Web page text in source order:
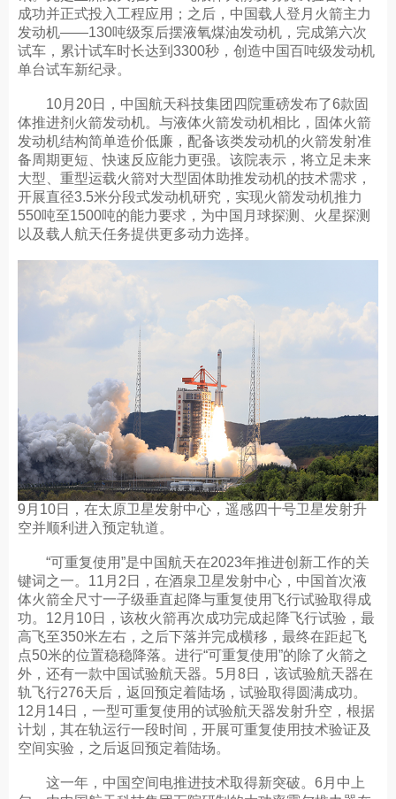
成功并正式投入工程应用；之后，中国载人登月火箭主力
发动机——130吨级泵后摆液氧煤油发动机，完成第六次
试车，累计试车时长达到3300秒，创造中国百吨级发动机
单台试车新纪录。
10月20日，中国航天科技集团四院重磅发布了6款固
体推进剂火箭发动机。与液体火箭发动机相比，固体火箭
发动机结构简单造价低廉，配备该类发动机的火箭发射准
备周期更短、快速反应能力更强。该院表示，将立足未来
大型、重型运载火箭对大型固体助推发动机的技术需求，
开展直径3.5米分段式发动机研究，实现火箭发动机推力
550吨至1500吨的能力要求，为中国月球探测、火星探测
以及载人航天任务提供更多动力选择。
9月10日，在太原卫星发射中心，遥感四十号卫星发射升
空并顺利进入预定轨道。
“可重复使用”是中国航天在2023年推进创新工作的关
键词之一。11月2日，在酒泉卫星发射中心，中国首次液
体火箭全尺寸一子级垂直起降与重复使用飞行试验取得成
功。12月10日，该枚火箭再次成功完成起降飞行试验，最
高飞至350米左右，之后下落并完成横移，最终在距起飞
点50米的位置稳稳降落。进行“可重复使用”的除了火箭之
外，还有一款中国试验航天器。5月8日，该试验航天器在
轨飞行276天后，返回预定着陆场，试验取得圆满成功。
12月14日，一型可重复使用的试验航天器发射升空，根据
计划，其在轨运行一段时间，开展可重复使用技术验证及
空间实验，之后返回预定着陆场。
这一年，中国空间电推进技术取得新突破。6月中上